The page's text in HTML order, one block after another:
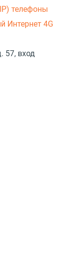
телефоны
Интернет 4G
57, вход